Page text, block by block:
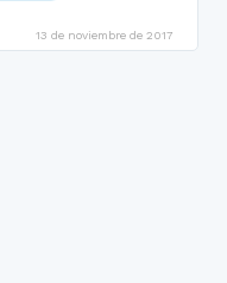
13 de noviembre de 2017